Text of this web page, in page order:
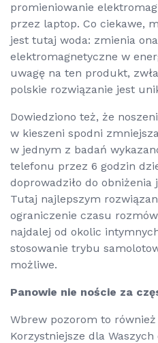
promieniowanie
przez laptop. Co ciekawe,
jest tutaj woda: zmienia
elektromagnetyczne w
uwagę na ten produkt,
polskie rozwiązanie jest
Dowiedziono też, że
w kieszeni spodni
w jednym z badań
telefonu przez 6 godzin
doprowadziło do obniżenia
Tutaj najlepszym
ograniczenie czasu
najdalej od okolic
stosowanie trybu
możliwe.
Panowie nie noście za
Wbrew pozorom to
Korzystniejsze dla